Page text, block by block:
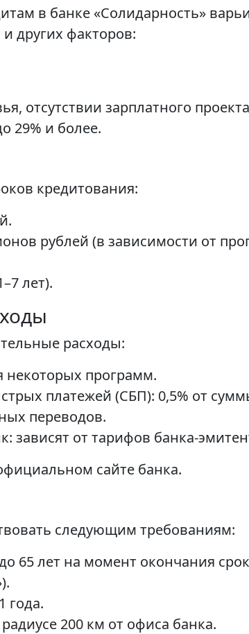
в банке «Солидарность»
других факторов:
отсутствии зарплатного
29% и более.
кредитования:
рублей (в зависимости от
лет).
расходы:
некоторых программ.
платежей (СБП): 0,5% от
переводов.
зависят от тарифов банка-
сайте банка.
следующим требованиям:
65 лет на момент окончания
года.
200 км от офиса банка.